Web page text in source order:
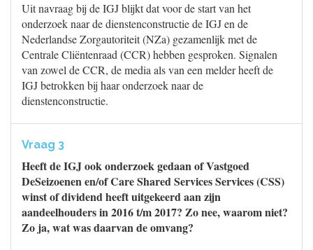
Uit navraag bij de IGJ blijkt dat voor de start van het
onderzoek naar de dienstenconstructie de IGJ en de
Nederlandse Zorgautoriteit (NZa) gezamenlijk met de
Centrale Cliëntenraad (CCR) hebben gesproken. Signalen
van zowel de CCR, de media als van een melder heeft de
IGJ betrokken bij haar onderzoek naar de
dienstenconstructie.
Vraag 3
Heeft de IGJ ook onderzoek gedaan of Vastgoed
DeSeizoenen en/of Care Shared Services Services (CSS)
winst of dividend heeft uitgekeerd aan zijn
aandeelhouders in 2016 t/m 2017? Zo nee, waarom niet?
Zo ja, wat was daarvan de omvang?